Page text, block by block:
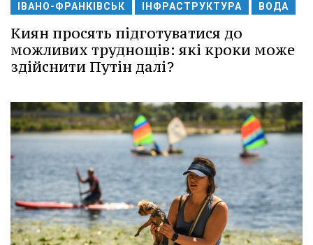
ІВАНО-ФРАНКІВСЬК ІНФРАСТРУКТУРА ВОДА
Киян просять підготуватися до
можливих труднощів: які кроки може
здійснити Путін далі?